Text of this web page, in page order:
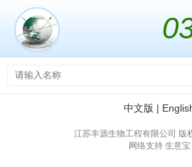
中文版 |
江苏丰源生物工程有限公司 版
网络支持生意宝